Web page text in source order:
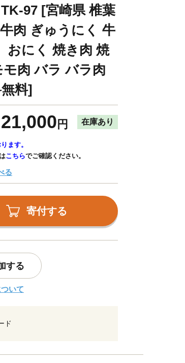
97 [宮崎県 椎葉
肉 ぎゅうにく 牛
おにく 焼き肉 焼
肉 バラ バラ肉
料]
21,000 円 在庫あり
ます。
こちらでご確認ください。
る
寄付する
する
いて
ド